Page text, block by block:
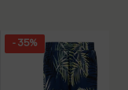
- 35%